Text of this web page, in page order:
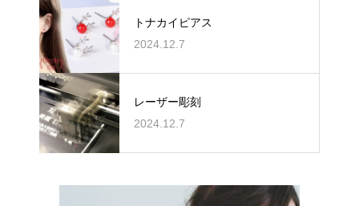
トナカイピアス
2024.12.7
レーザー彫刻
2024.12.7